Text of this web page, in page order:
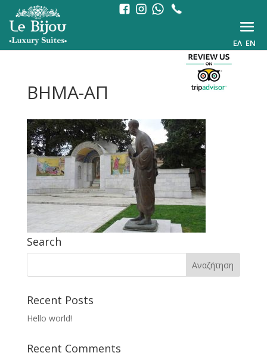
ΕΛ EN
ΒΗΜΑ-ΑΠ
Search
Recent Posts
Hello world!
Recent Comments